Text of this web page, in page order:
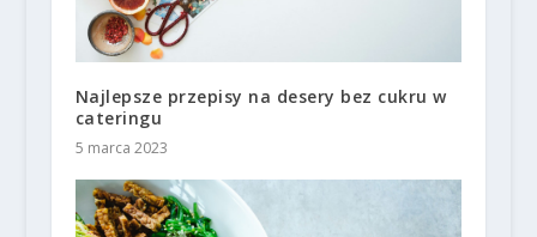
Najlepsze przepisy na desery bez cukru w
cateringu
5 marca 2023